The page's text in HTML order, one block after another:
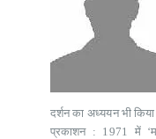
दर्शन का अध्ययन भी
प्रकाशन : 1971 में